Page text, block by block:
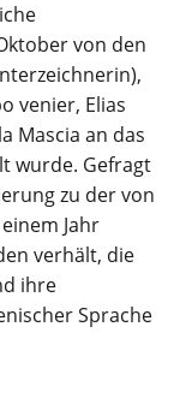
von den
venier, Elias
Mascia an das
wurde. Gefragt
zu der von
Jahr
verhält, die
ihre
Sprache